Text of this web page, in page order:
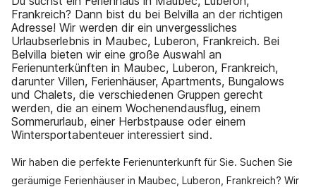
Frankreich? Dann bist du bei Belvilla an der richtigen
Adresse! Wir werden dir ein unvergessliches
Urlaubserlebnis in Maubec, Luberon, Frankreich. Bei
Belvilla bieten wir eine große Auswahl an
Ferienunterkünften in Maubec, Luberon, Frankreich,
darunter Villen, Ferienhäuser, Apartments, Bungalows
und Chalets, die verschiedenen Gruppen gerecht
werden, die an einem Wochenendausflug, einem
Sommerurlaub, einer Herbstpause oder einem
Wintersportabenteuer interessiert sind.
Wir haben die perfekte Ferienunterkunft für Sie. Suchen Sie
geräumige Ferienhäuser in Maubec, Luberon, Frankreich? Wir